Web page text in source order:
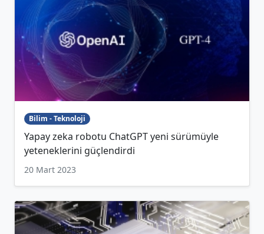
Bilim - Teknoloji
Yapay zeka robotu ChatGPT yeni sürümüyle
yeteneklerini güçlendirdi
20 Mart 2023